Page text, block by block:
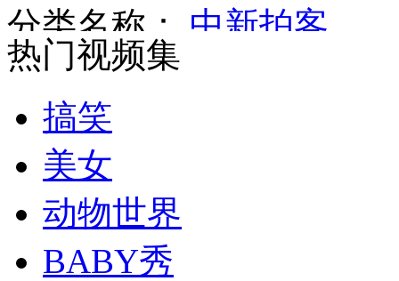
加拿大主持人节目现场烧毁5000美元惹怒观众
辽宁一小伙酒后捅死亲爹和哥嫂
季莫申科录音曝光
山西运城恶犬咬伤多人 警民合力深夜将其击毙
分类名称： 中新拍客
热门视频集
搞笑
美女
动物世界
BABY秀